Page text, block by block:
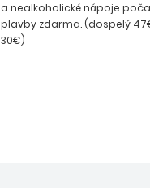
a nealkoholické nápoje
plavby zdarma. (dospelý
30€)